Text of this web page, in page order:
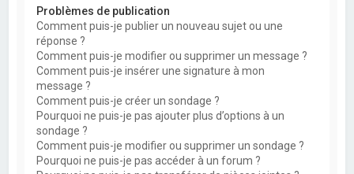
Problèmes de publication
Comment puis-je publier un nouveau sujet ou une
réponse ?
Comment puis-je modifier ou supprimer un message ?
Comment puis-je insérer une signature à mon
message ?
Comment puis-je créer un sondage ?
Pourquoi ne puis-je pas ajouter plus d’options à un
sondage ?
Comment puis-je modifier ou supprimer un sondage ?
Pourquoi ne puis-je pas accéder à un forum ?